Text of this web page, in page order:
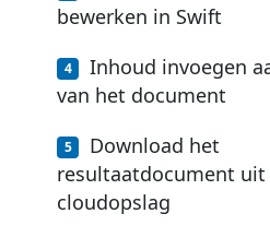
bewerken in Swift
Inhoud invoegen
van het document
Download het
resultaatdocument uit
cloudopslag